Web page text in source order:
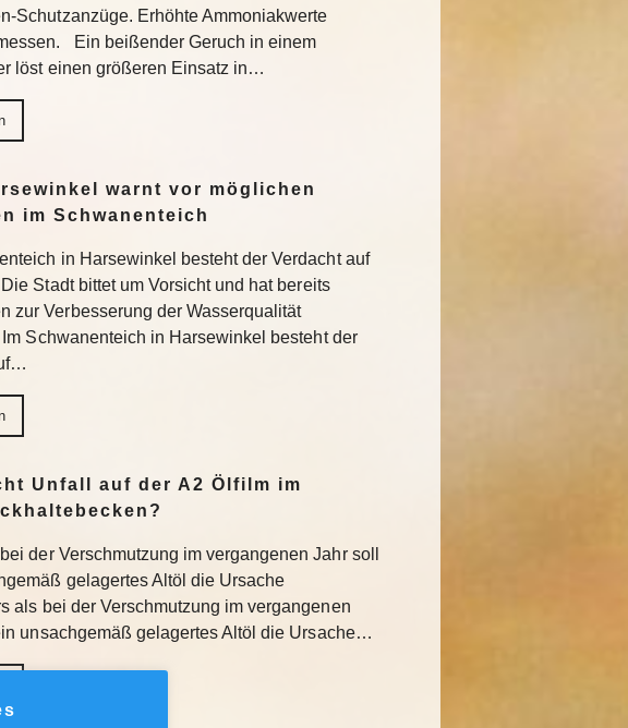
Schutzanzüge. Erhöhte Ammoniakwerte
Ein beißender Geruch in einem
löst einen größeren Einsatz in…
warnt vor möglichen
im Schwanenteich
in Harsewinkel besteht der Verdacht auf
Stadt bittet um Vorsicht und hat bereits
zur Verbesserung der Wasserqualität
Schwanenteich in Harsewinkel besteht der
Unfall auf der A2 Ölfilm im
der Verschmutzung im vergangenen Jahr soll
gelagertes Altöl die Ursache
als bei der Verschmutzung im vergangenen
unsachgemäß gelagertes Altöl die Ursache…